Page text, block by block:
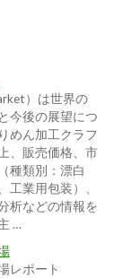
）は世界の
今後の展望につ
めん加工クラフ
、販売価格、市
種類別：漂白
工業用包装）、
析などの情報を
…
レポート